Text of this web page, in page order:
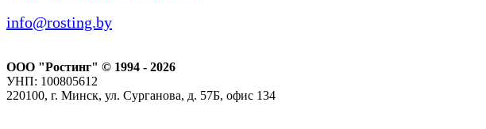
info@rosting.by
ООО "Ростинг" © 1994 - 2026
УНП: 100805612
220100, г. Минск, ул. Сурганова, д. 57Б, офис 134